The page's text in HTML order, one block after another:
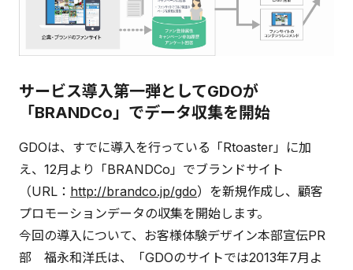
サービス導入第一弾としてGDOが
「BRANDCo」でデータ収集を開始
GDOは、すでに導入を行っている「Rtoaster」に加
え、12月より「BRANDCo」でブランドサイト
（URL： http://brandco.jp/gdo）を新規作成し、顧客
プロモーションデータの収集を開始します。
今回の導入について、お客様体験デザイン本部宣伝PR
部 福永和洋氏は、「GDOのサイトでは2013年7月よ